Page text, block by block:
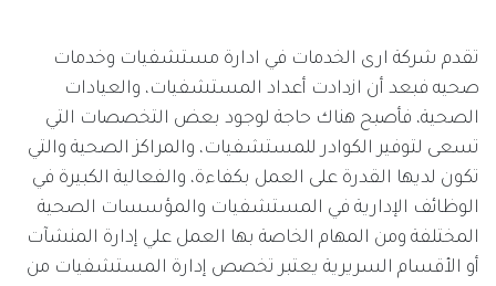
تقدم شركة ارى الخدمات في ادارة مستشفيات وخدمات
صحيه فبعد أن ازدادت أعداد المستشفيات، والعيادات
الصحية، فأصبح هناك حاجة لوجود بعض التخصصات التي
تسعى لتوفير الكوادر للمستشفيات، والمراكز الصحية والتي
تكون لديها القدرة على العمل بكفاءة، والفعالية الكبيرة في
الوظائف الإدارية في المستشفيات والمؤسسات الصحية
المختلفة ومن المهام الخاصة بها العمل علي إدارة المنشآت
أو الأقسام السريرية يعتبر تخصص إدارة المستشفيات من